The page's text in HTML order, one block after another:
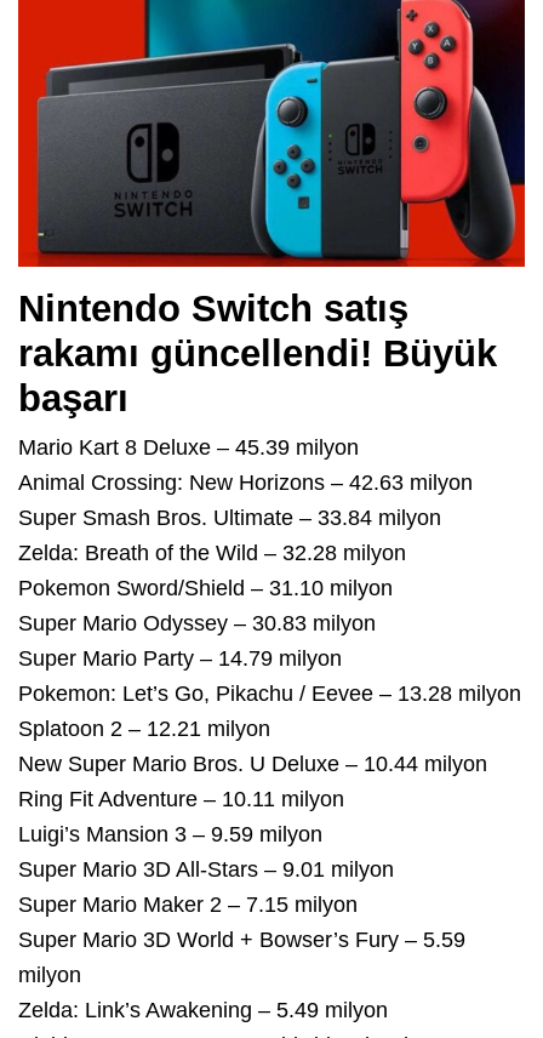
Nintendo Switch satış
rakamı güncellendi! Büyük
başarı
Mario Kart 8 Deluxe – 45.39 milyon
Animal Crossing: New Horizons – 42.63 milyon
Super Smash Bros. Ultimate – 33.84 milyon
Zelda: Breath of the Wild – 32.28 milyon
Pokemon Sword/Shield – 31.10 milyon
Super Mario Odyssey – 30.83 milyon
Super Mario Party – 14.79 milyon
Pokemon: Let’s Go, Pikachu / Eevee – 13.28 milyon
Splatoon 2 – 12.21 milyon
New Super Mario Bros. U Deluxe – 10.44 milyon
Ring Fit Adventure – 10.11 milyon
Luigi’s Mansion 3 – 9.59 milyon
Super Mario 3D All-Stars – 9.01 milyon
Super Mario Maker 2 – 7.15 milyon
Super Mario 3D World + Bowser’s Fury – 5.59
milyon
Zelda: Link’s Awakening – 5.49 milyon